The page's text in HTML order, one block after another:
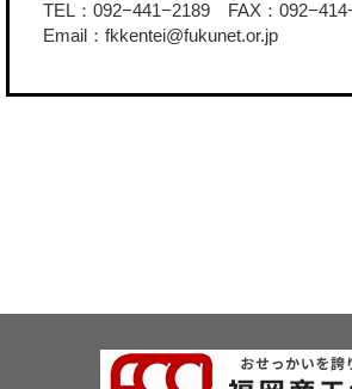
TEL：092−441−2189 FAX：
Email：fkkentei@fukunet.or.jp